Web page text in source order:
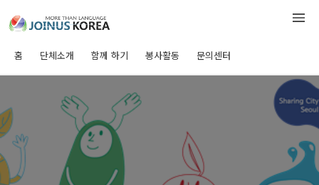
홈 단체소개 함께 하기 봉사활동 문의센터